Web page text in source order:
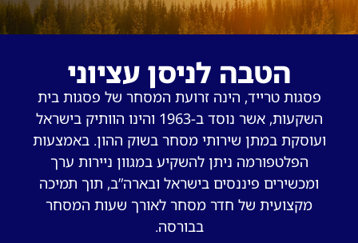
הטבה לניסן עציוני
פסגות טרייד, הינה זרועת המסחר של פסגות בית
השקעות, אשר נוסד ב-1963 והינו הוותיק בישראל
ועוסקת במתן שירותי מסחר בשוק ההון. באמצעות
הפלטפורמה ניתן להשקיע במגוון ניירות ערך
ומכשירים פיננסים בישראל ובארה”ב, תוך תמיכה
מקצועית של חדר מסחר לאורך שעות המסחר
בבורסה.